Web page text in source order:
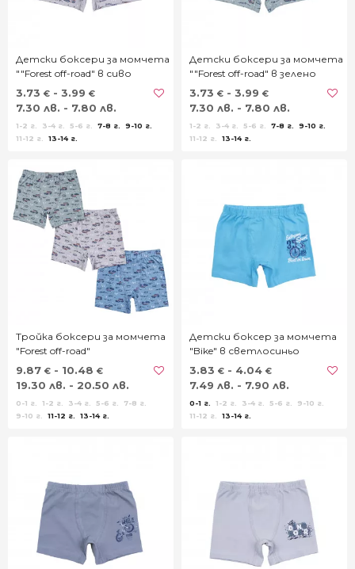
Детски боксери за момчета
""Forest off-road" в сиво
3.73 € - 3.99 €
7.30 лв. - 7.80 лв.
1-2 г. 3-4 г. 5-6 г. 7-8 г.
9-10 г.
11-12 г.
13-14 г.
Детски боксери за момчета
""Forest off-road" в зелено
3.73 € - 3.99 €
7.30 лв. - 7.80 лв.
1-2 г. 3-4 г. 5-6 г. 7-8 г.
9-10 г.
11-12 г.
13-14 г.
Тройка боксери за момчета
"Forest off-road"
9.87 € - 10.48 €
19.30 лв. - 20.50 лв.
0-1 г. 1-2 г. 3-4 г. 5-6 г.
7-8 г.
9-10 г.
11-12 г. 13-14 г.
Детски боксер за момчета
"Bike" в светлосиньо
3.83 € - 4.04 €
7.49 лв. - 7.90 лв.
0-1 г. 1-2 г. 3-4 г. 5-6 г.
9-10 г.
11-12 г.
13-14 г.